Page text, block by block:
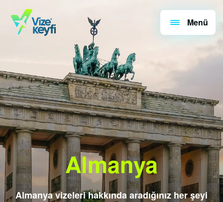
Menü
Almanya
Almanya vizeleri hakkında aradığınız her şeyi